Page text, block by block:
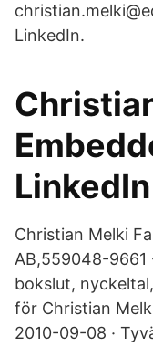
LinkedIn.
LinkedIn
Christian Melki
AB,559048-9661
bokslut,
för Christian
2010-09-08 ·